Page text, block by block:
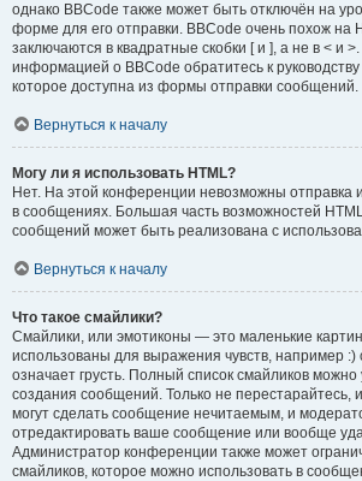
однако BBCode также может быть отключён на
форме для его отправки. BBCode очень похож на
заключаются в квадратные скобки [ и ], а не в < и
информацией о BBCode обратитесь к
которое доступна из формы отправки сообщений.
Вернуться к началу
Могу ли я использовать HTML?
Нет. На этой конференции невозможны отправка
в сообщениях. Большая часть возможностей
сообщений может быть реализована с
Вернуться к началу
Что такое смайлики?
Смайлики, или эмотиконы — это маленькие
использованы для выражения чувств, например :)
означает грусть. Полный список смайликов
создания сообщений. Только не перестарайтесь,
могут сделать сообщение нечитаемым, и
отредактировать ваше сообщение или вообще
Администратор конференции также может
смайликов, которое можно использовать в